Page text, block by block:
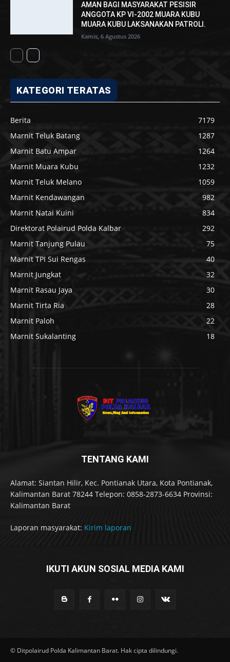
AMAN BAGI MASYARAKAT PESISIR
ANGGOTA KP VI-2002 MUARA KUBU
MUARA KUBU LAKSANAKAN PATROLI.
Kamis, 6 Agustus 2026
KATEGORI TERATAS
Berita
7179
Marnit Teluk Batang
1287
Marnit Batu Ampar
1264
Marnit Muara Kubu
1232
Marnit Teluk Melano
1059
Marnit Kendawangan
982
Marnit Natai Kuini
834
Direktorat Polairud Polda Kalbar
292
Marnit Tanjung Pulau
75
Marnit TPI Sui Rengas
40
Marnit Jungkat
32
Marnit Rasau Jaya
30
Marnit Tirta Ria
28
Marnit Paloh
22
Marnit Sukalanting
18
TENTANG KAMI
Alamat: Siantan Hilir, Kec. Pontianak Utara, Kota Pontianak,
Kalimantan Barat 78244 Telepon: 0858-2873-6634 Provinsi:
Kalimantan Barat
Laporan masyarakat: Kirim laporan
IKUTI AKUN SOSIAL MEDIA KAMI
© Ditpolairud Polda Kalimantan Barat. Hak cipta dilindungi.